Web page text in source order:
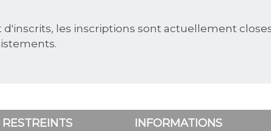
les inscriptions sont actuellement
INFORMATIONS